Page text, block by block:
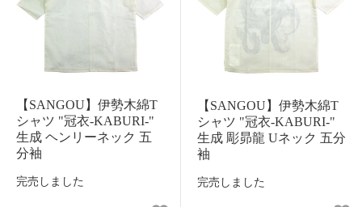
【SANGOU】伊勢木綿T
シャツ "冠衣-KABURI-"
生成 ヘンリーネック 五
分袖
完売しました
【SANGOU】伊勢木綿T
シャツ "冠衣-KABURI-"
生成 彫昴龍 Uネック 五分
袖
完売しました